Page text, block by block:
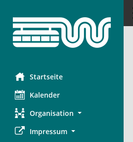
Startseite
Kalender
Organisation
Impressum